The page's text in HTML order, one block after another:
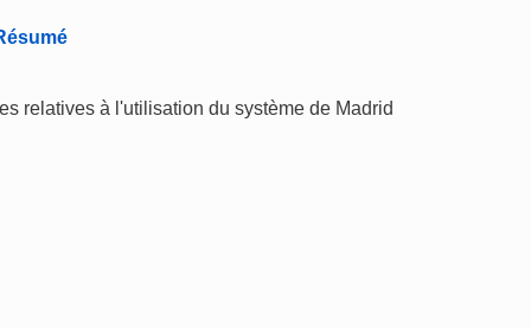
relatives à l'utilisation du système de Madrid